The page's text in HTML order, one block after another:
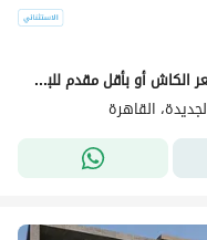
واجهة بحري + Trible View فيلا مميزة بسعر الكاش أو بأقل مقدم للبيع في تاج سيتي التجمع الأول بجوار جاردينيا ودقائق من شيراتون Taj City New Cairo
القاهرة